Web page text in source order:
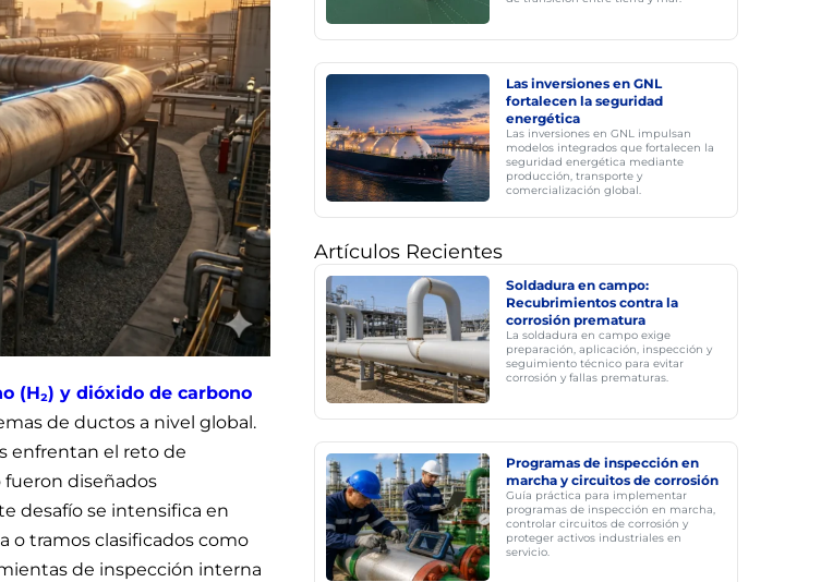
(H₂) y dióxido de carbono
de ductos a nivel global.
enfrentan el reto de
fueron diseñados
desafío se intensifica en
o tramos clasificados como
de inspección interna
Las inversiones en GNL
fortalecen la seguridad
energética
Las inversiones en GNL impulsan
modelos integrados que fortalecen la
seguridad energética mediante
producción, transporte y
comercialización global.
Artículos Recientes
Soldadura en campo:
Recubrimientos contra la
corrosión prematura
La soldadura en campo exige
preparación, aplicación, inspección y
seguimiento técnico para evitar
corrosión y fallas prematuras.
Programas de inspección en
marcha y circuitos de corrosión
Guía práctica para implementar
programas de inspección en marcha,
controlar circuitos de corrosión y
proteger activos industriales en
servicio.